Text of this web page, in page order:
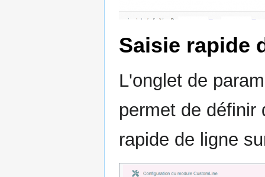
Saisie rapide
L'onglet de
permet de définir
rapide de ligne